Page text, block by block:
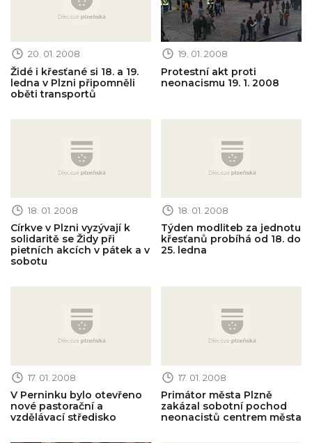
20. 01. 2008
Židé i křesťané si 18. a 19.
ledna v Plzni připomněli
oběti transportů
19. 01. 2008
Protestní akt proti
neonacismu 19. 1. 2008
18. 01. 2008
Církve v Plzni vyzývají k
solidaritě se Židy při
pietních akcích v pátek a v
sobotu
18. 01. 2008
Týden modliteb za jednotu
křesťanů probíhá od 18. do
25. ledna
17. 01. 2008
V Perninku bylo otevřeno
nové pastorační a
vzdělávací středisko
17. 01. 2008
Primátor města Plzně
zakázal sobotní pochod
neonacistů centrem města